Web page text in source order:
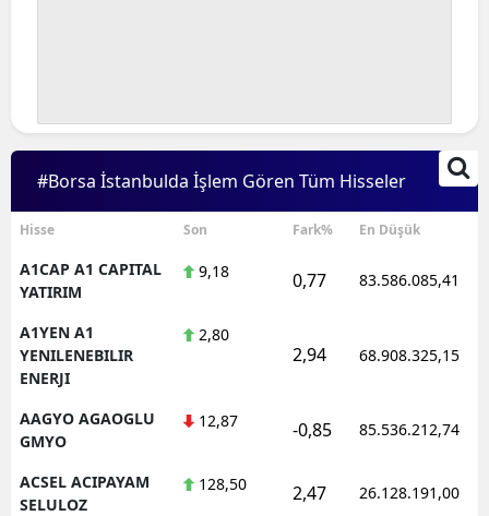
#Borsa İstanbulda İşlem Gören Tüm Hisseler
Hisse Son Fark% En Düşük
A1CAP A1 CAPITAL
YATIRIM
9,18 0,77 83.586.085,41
A1YEN A1
YENILENEBILIR
ENERJI
2,80
2,94 68.908.325,15
AAGYO AGAOGLU
GMYO
12,87 -0,85 85.536.212,74
ACSEL ACIPAYAM
SELULOZ
128,50 2,47 26.128.191,00